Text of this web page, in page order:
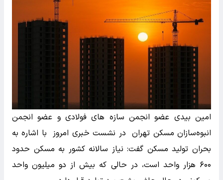
امین بیدی عضو انجمن سازه های فولادی و عضو انجمن
انبوه‌سازان مسکن تهران در نشست خبری امروز با اشاره به
بحران تولید مسکن گفت: نیاز سالانه کشور به مسکن حدود
۶۰۰ هزار واحد است، در حالی که بیش از دو میلیون واحد